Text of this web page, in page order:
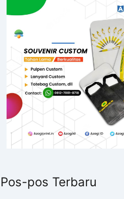
Pos-pos Terbaru